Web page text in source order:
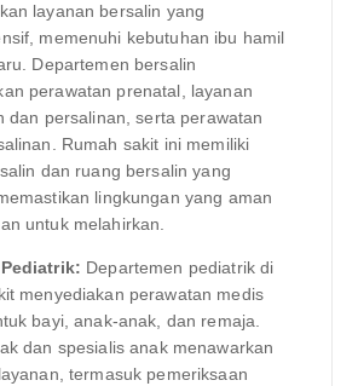
layanan bersalin yang
memenuhi kebutuhan ibu hamil
Departemen bersalin
perawatan prenatal, layanan
dan persalinan, serta perawatan
Rumah sakit ini memiliki
dan ruang bersalin yang
lingkungan yang aman
untuk melahirkan.
Departemen pediatrik di
menyediakan perawatan medis
bayi, anak-anak, dan remaja.
dan spesialis anak menawarkan
termasuk pemeriksaan